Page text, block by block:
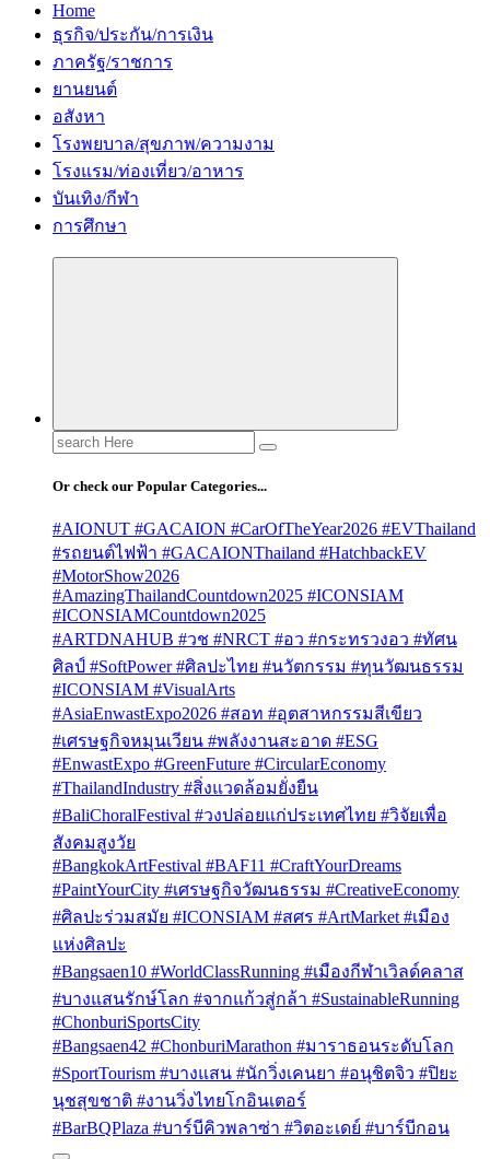
Home
ธุรกิจ/ประกัน/การเงิน
ภาครัฐ/ราชการ
ยานยนต์
อสังหา
โรงพยบาล/สุขภาพ/ความงาม
โรงแรม/ท่องเที่ยว/อาหาร
บันเทิง/กีฬา
การศึกษา
Search
for:
Or check our Popular Categories...
#AIONUT #GACAION #CarOfTheYear2026 #EVThailand
#รถยนต์ไฟฟ้า #GACAIONThailand #HatchbackEV
#MotorShow2026
#AmazingThailandCountdown2025 #ICONSIAM
#ICONSIAMCountdown2025
#ARTDNAHUB #วช #NRCT #อว #กระทรวงอว #ทัศน
ศิลป์ #SoftPower #ศิลปะไทย #นวัตกรรม #ทุนวัฒนธรรม
#ICONSIAM #VisualArts
#AsiaEnwastExpo2026 #สอท #อุตสาหกรรมสีเขียว
#เศรษฐกิจหมุนเวียน #พลังงานสะอาด #ESG
#EnwastExpo #GreenFuture #CircularEconomy
#ThailandIndustry #สิ่งแวดล้อมยั่งยืน
#BaliChoralFestival #วงปล่อยแก่ประเทศไทย #วิจัยเพื่อ
สังคมสูงวัย
#BangkokArtFestival #BAF11 #CraftYourDreams
#PaintYourCity #เศรษฐกิจวัฒนธรรม #CreativeEconomy
#ศิลปะร่วมสมัย #ICONSIAM #สศร #ArtMarket #เมือง
แห่งศิลปะ
#Bangsaen10 #WorldClassRunning #เมืองกีฬาเวิลด์คลาส
#บางแสนรักษ์โลก #จากแก้วสู่กล้า #SustainableRunning
#ChonburiSportsCity
#Bangsaen42 #ChonburiMarathon #มาราธอนระดับโลก
#SportTourism #บางแสน #นักวิ่งเคนยา #อนุชิตจิว #ปิยะ
นุชสุขชาติ #งานวิ่งไทยโกอินเตอร์
#BarBQPlaza #บาร์บีคิวพลาซ่า #วิตอะเดย์ #บาร์บีกอน